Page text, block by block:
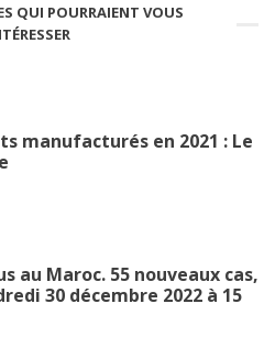
QUI POURRAIENT VOUS
manufacturés en 2021 : Le
au Maroc. 55 nouveaux cas,
30 décembre 2022 à 15